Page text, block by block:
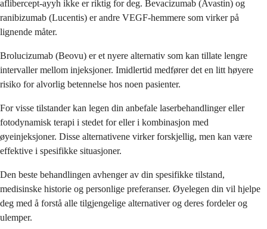
aflibercept-ayyh ikke er riktig for deg. Bevacizumab (Avastin) og
ranibizumab (Lucentis) er andre VEGF-hemmere som virker på
lignende måter.
Brolucizumab (Beovu) er et nyere alternativ som kan tillate lengre
intervaller mellom injeksjoner. Imidlertid medfører det en litt høyere
risiko for alvorlig betennelse hos noen pasienter.
For visse tilstander kan legen din anbefale laserbehandlinger eller
fotodynamisk terapi i stedet for eller i kombinasjon med
øyeinjeksjoner. Disse alternativene virker forskjellig, men kan være
effektive i spesifikke situasjoner.
Den beste behandlingen avhenger av din spesifikke tilstand,
medisinske historie og personlige preferanser. Øyelegen din vil hjelpe
deg med å forstå alle tilgjengelige alternativer og deres fordeler og
ulemper.